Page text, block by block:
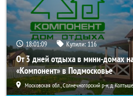
18:01:07 Купили: 116
От 3 дней отдыха в мини-домах
«Компонент» в Подмосковье
Московская обл., Солнечногорский р-н, д.